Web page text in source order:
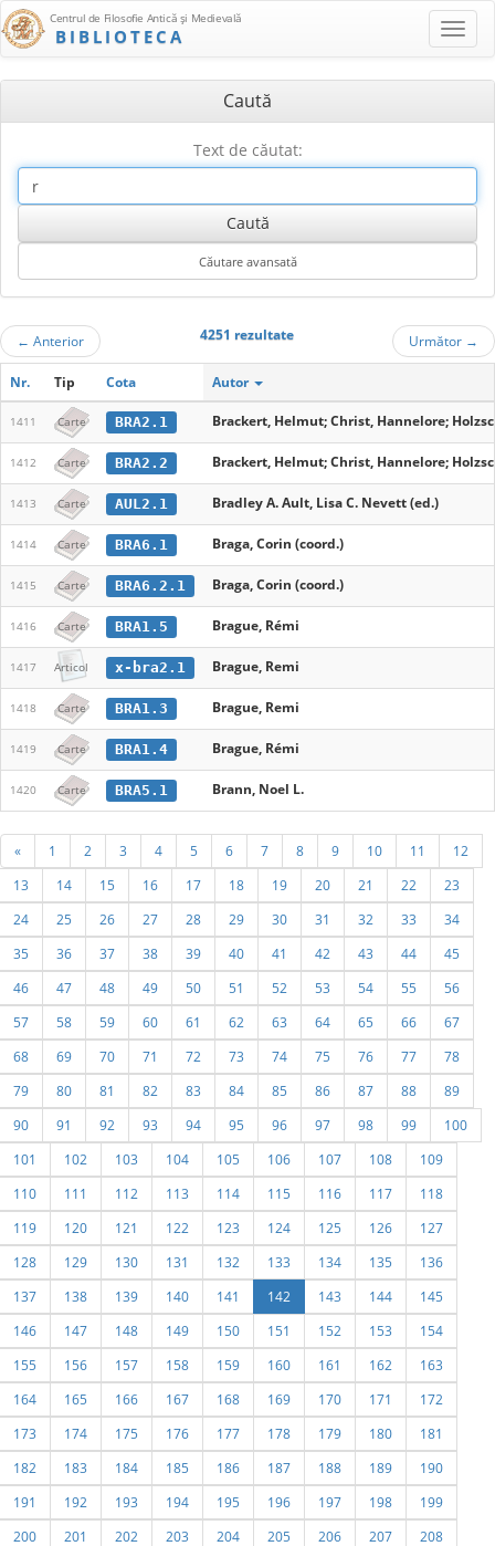
Centrul de Filosofie Antică şi Medievală
BIBLIOTECA
Caută
Text de căutat:
← Anterior 4251 rezultate Următor →
Nr. Tip Cota Autor
1411 Carte BRA2.1 Brackert, Helmut; Christ, Hannelore;
1412 Carte BRA2.2 Brackert, Helmut; Christ, Hannelore;
1413 Carte AUL2.1 Bradley A. Ault, Lisa C. Nevett (ed.)
1414 Carte BRA6.1 Braga, Corin (coord.)
1415 Carte BRA6.2.1 Braga, Corin (coord.)
1416 Carte BRA1.5 Brague, Rémi
1417 Articol x-bra2.1 Brague, Remi
1418 Carte BRA1.3 Brague, Remi
1419 Carte BRA1.4 Brague, Rémi
1420 Carte BRA5.1 Brann, Noel L.
« 1 2 3 4 5 6 7 8 9 10 11
12
13
14 15 16 17 18 19 20 21 22
23
24
25 26 27 28 29 30 31 32 33
34
35
36 37 38 39 40 41 42 43 44
45
46
47 48 49 50 51 52 53 54 55
56
57
58 59 60 61 62 63 64 65 66
67
68
69 70 71 72 73 74 75 76 77
78
79
80 81 82 83 84 85 86 87 88
89
90
91 92 93 94 95 96 97 98 99
100
101
102 103 104 105 106 107 108
109
110
111 112 113 114 115 116 117
118
119
120 121 122 123 124 125 126
127
128
129 130 131 132 133 134 135
136
137
138 139 140 141 142 143 144
145
146
147 148 149 150 151 152 153
154
155
156 157 158 159 160 161 162
163
164
165 166 167 168 169 170 171
172
173
174 175 176 177 178 179 180
181
182
183 184 185 186 187 188 189
190
191
192 193 194 195 196 197 198
199
200
201 202 203 204 205 206 207
208